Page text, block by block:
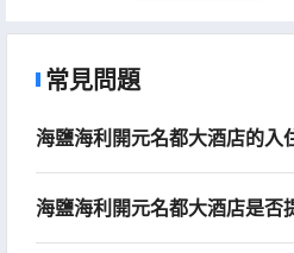
常見問題
海鹽海利開元名都大酒店的入
海鹽海利開元名都大酒店是否